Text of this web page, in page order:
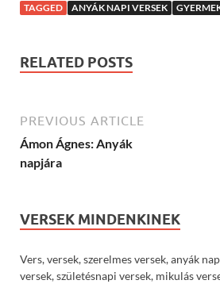
TAGGED ANYÁK NAPI VERSEK
RELATED POSTS
PREVIOUS ARTICLE
Ámon Ágnes: Anyák
napjára
VERSEK MINDENKINEK
Vers, versek, szerelmes versek, anyák
versek, születésnapi versek, mikulás